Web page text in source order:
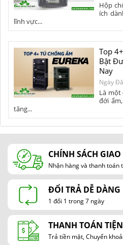
Hộp
ích
lĩnh vực...
Top
Bật
Nay
Ngày
Là một
đới
tăng...
CHÍNH SÁCH
Nhận hàng và thanh toán
ĐỔI TRẢ DỄ DÀNG
1 đổi 1 trong 7 ngày
THANH TOÁN
Trả tiền mặt, Chuyển